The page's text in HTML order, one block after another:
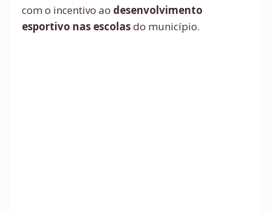
com o incentivo ao desenvolvimento
esportivo nas escolasdo município.